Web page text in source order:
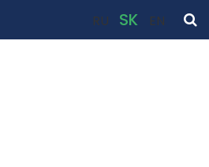
RU SK EN